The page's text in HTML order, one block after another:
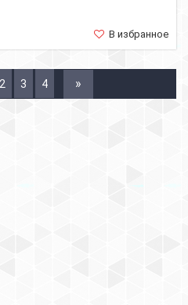
В избранное
2 3 4 »